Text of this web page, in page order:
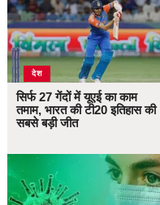
देश
सिर्फ 27 गेंदों में यूएई का काम
तमाम, भारत की टी20 इतिहास की
सबसे बड़ी जीत